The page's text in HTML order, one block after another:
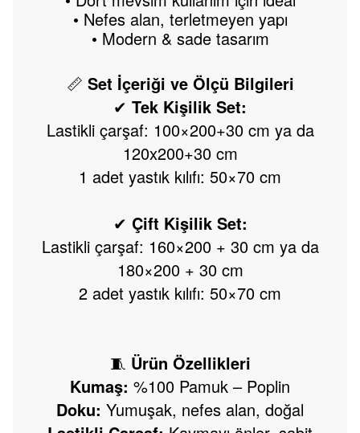
• Nefes alan, terletmeyen yapı
• Modern & sade tasarım
📏 Set İçeriği ve Ölçü Bilgileri
✔ Tek Kişilik Set:
Lastikli çarşaf: 100×200+30 cm ya da
120x200+30 cm
1 adet yastık kılıfı: 50×70 cm
✔ Çift Kişilik Set:
Lastikli çarşaf: 160×200 + 30 cm ya da
180×200 + 30 cm
2 adet yastık kılıfı: 50×70 cm
🧵 Ürün Özellikleri
Kumaş: %100 Pamuk – Poplin
Doku: Yumuşak, nefes alan, doğal